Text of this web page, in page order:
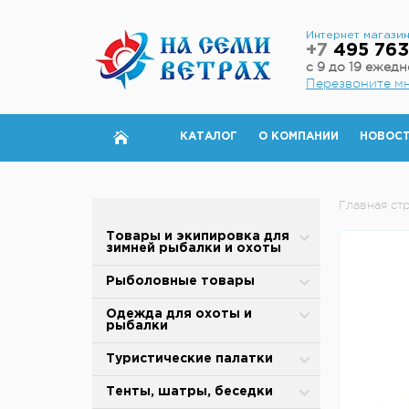
Интернет магазин
+7 495
с 9 до 19
Перезвоните
КАТАЛОГ О КОМПАНИИ
Товары и экипировка для
зимней рыбалки и охоты
Палатки для зимней рыбалки
Полы для зимней палатки
Рыболовные товары
Блесны
карабины
Одежда для охоты и
рыбалки
Зимняя одежда
Защита от дождя и ветра
Туристические палатки
Alpika
Тенты, шатры, беседки
Главная